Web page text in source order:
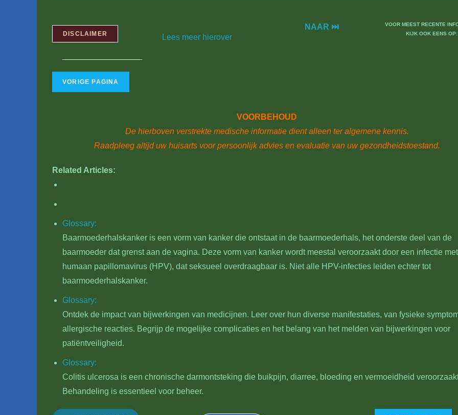
DISCLAIMER Lees meer hierover
NAAR ⏭
VOOR MEEST RECENTE
KIJK OOK EENS OP:
VOORBEHOUD
De hierboven verstrekte medische informatie dient alleen ter algemene kennis.
Raadpleeg altijd uw huisarts voor persoonlijk advies en evaluatie van uw gezondheidstoestand.
Related Articles:
Glossary:
Baarmoederhalskanker is een vorm van kanker die ontstaat in de baarmoederhals, het onderste deel van de
baarmoeder dat grenst aan de vagina. Deze vorm van kanker wordt meestal veroorzaakt door een infectie
humaan papillomavirus (HPV), dat seksueel overdraagbaar is. Niet alle HPV-infecties leiden echter tot
baarmoederhalskanker.
Glossary:
Ontdek de impact van bijwerkingen van medicijnen. Leer over hun diverse manifestaties, van fysieke
allergische reacties. Begrijp de mogelijke complicaties en het belang van het melden van bijwerkingen voor
patiëntveiligheid.
Glossary:
Colitis ulcerosa is een chronische darmontsteking die buikpijn, diarree, bloeding en vermoeidheid
Behandeling is essentieel voor beheer.